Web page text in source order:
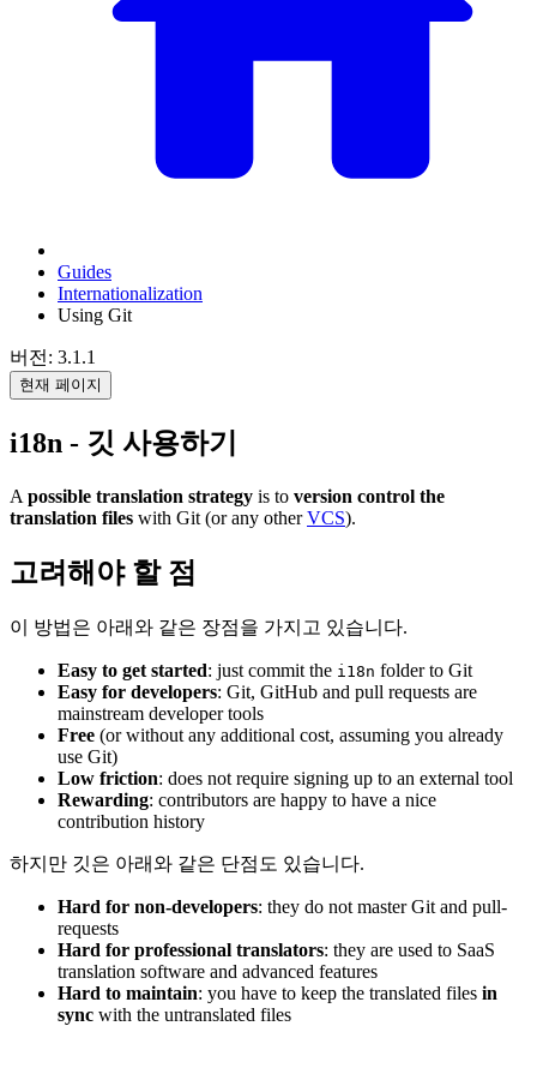
Guides
Internationalization
Using Git
버전: 3.1.1
현재 페이지
i18n - 깃 사용하기
A possible translation strategy is to version control the
translation files with Git (or any otherVCS).
고려해야 할 점
이 방법은 아래와 같은 장점을 가지고 있습니다.
Easy to get started: just commit the i18n folder to Git
Easy for developers: Git, GitHub and pull requests are
mainstream developer tools
Free (or without any additional cost, assuming you already
use Git)
Low friction: does not require signing up to an external tool
Rewarding: contributors are happy to have a nice
contribution history
하지만 깃은 아래와 같은 단점도 있습니다.
Hard for non-developers: they do not master Git and pull-
requests
Hard for professional translators: they are used to SaaS
translation software and advanced features
Hard to maintain: you have to keep the translated files in
sync with the untranslated files